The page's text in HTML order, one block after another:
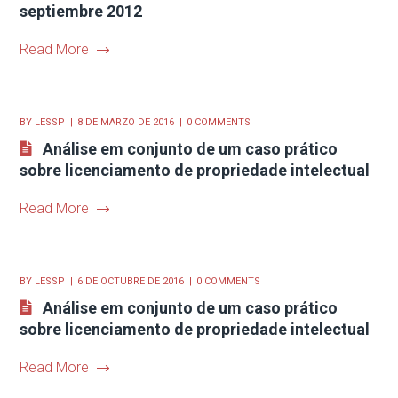
septiembre 2012
Read More
BY LESSP 8 DE MARZO DE 2016 0 COMMENTS
Análise em conjunto de um caso prático
sobre licenciamento de propriedade intelectual
Read More
BY LESSP 6 DE OCTUBRE DE 2016 0 COMMENTS
Análise em conjunto de um caso prático
sobre licenciamento de propriedade intelectual
Read More